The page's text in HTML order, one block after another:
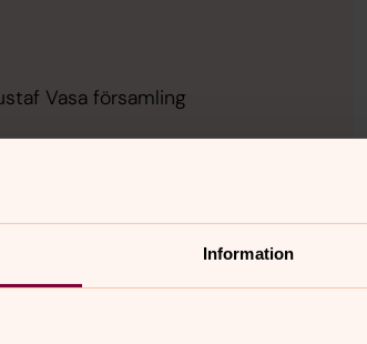
Information
Vasa församling